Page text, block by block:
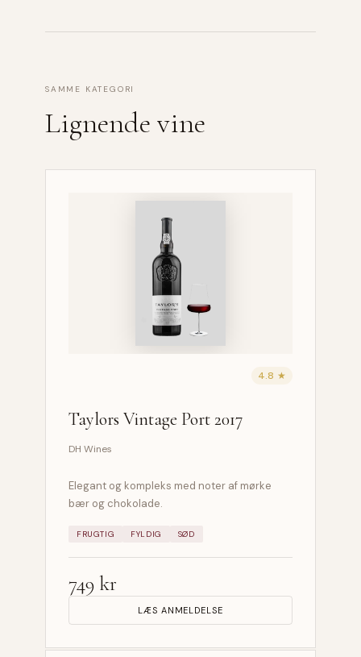
SAMME KATEGORI
Lignende vine
4.8 ★
Taylors Vintage Port 2017
DH Wines
Elegant og kompleks med noter af mørke
bær og chokolade.
FRUGTIG FYLDIG SØD
749 kr
LÆS ANMELDELSE